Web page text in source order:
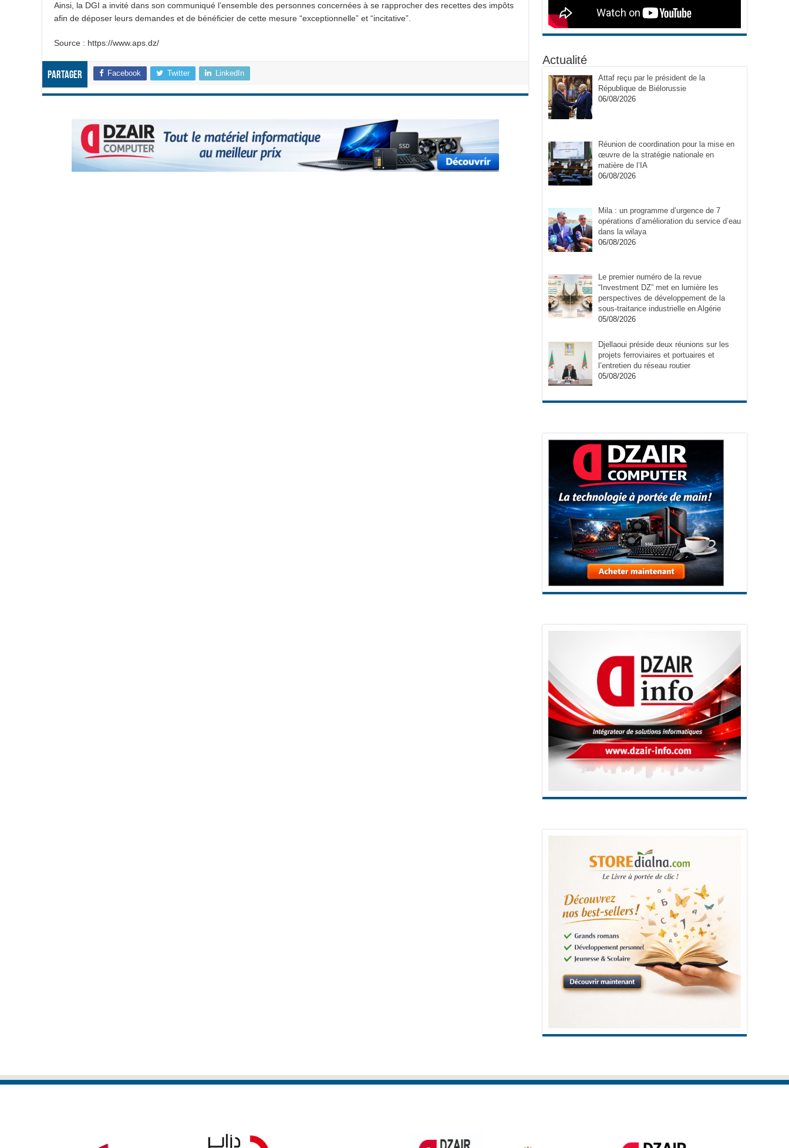
Ainsi, la DGI a invité dans son communiqué l’ensemble des personnes concernées à se rapprocher des recettes des impôts
afin de déposer leurs demandes et de bénéficier de cette mesure “exceptionnelle” et “incitative”.
Source : https://www.aps.dz/
Partager Facebook Twitter LinkedIn
Actualité
Attaf reçu par le président de la
République de Biélorussie
06/08/2026
Réunion de coordination pour la mise en
œuvre de la stratégie nationale en
matière de l’IA
06/08/2026
Mila : un programme d’urgence de 7
opérations d’amélioration du service d’eau
dans la wilaya
06/08/2026
Le premier numéro de la revue
“Investment DZ” met en lumière les
perspectives de développement de la
sous-traitance industrielle en Algérie
05/08/2026
Djellaoui préside deux réunions sur les
projets ferroviaires et portuaires et
l’entretien du réseau routier
05/08/2026